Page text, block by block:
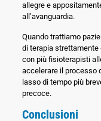
allegre e
all’avanguardia.
Quando trattiamo
di terapia
con più fisioterapisti
accelerare il processo
lasso di tempo più
precoce.
Conclusioni